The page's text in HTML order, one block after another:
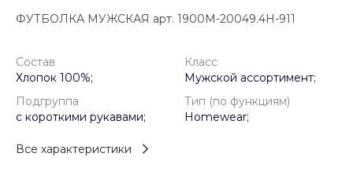
ФУТБОЛКА МУЖСКАЯ арт. 1900M-20049.4H-911
Состав
Хлопок 100%;
Класс
Мужской ассортимент;
Подгруппа
с короткими рукавами;
Тип (по функциям)
Homewear;
Все характеристики